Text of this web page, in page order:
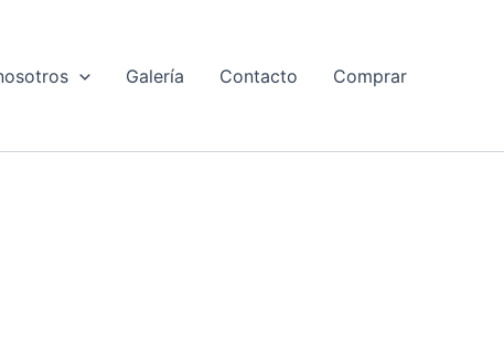
Galería Contacto Comprar